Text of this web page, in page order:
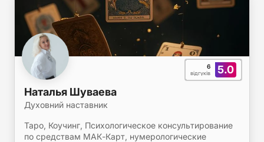
5.0
6
відгуків
Наталья Шуваева
Духовний наставник
Таро, Коучинг, Психологическое консультирование
по средствам МАК-Карт, нумерологические